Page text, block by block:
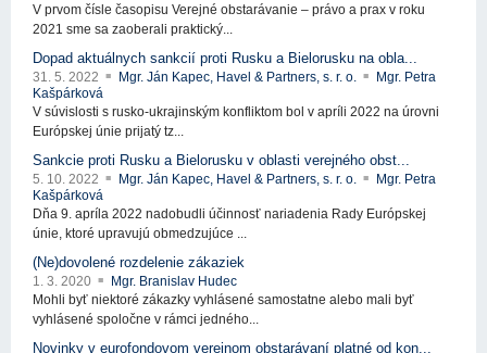
V prvom čísle časopisu Verejné obstarávanie – právo a prax v roku
2021 sme sa zaoberali praktický...
Dopad aktuálnych sankcií proti Rusku a Bielorusku na obla...
31. 5. 2022 Mgr. Ján Kapec, Havel & Partners, s. r. o.
Mgr. Petra
Kašpárková
V súvislosti s rusko-ukrajinským konfliktom bol v apríli 2022 na úrovni
Európskej únie prijatý tz...
Sankcie proti Rusku a Bielorusku v oblasti verejného obst...
5. 10. 2022 Mgr. Ján Kapec, Havel & Partners, s. r. o.
Mgr. Petra
Kašpárková
Dňa 9. apríla 2022 nadobudli účinnosť nariadenia Rady Európskej
únie, ktoré upravujú obmedzujúce ...
(Ne)dovolené rozdelenie zákaziek
1. 3. 2020
Mgr. Branislav Hudec
Mohli byť niektoré zákazky vyhlásené samostatne alebo mali byť
vyhlásené spoločne v rámci jedného...
Novinky v eurofondovom verejnom obstarávaní platné od kon...